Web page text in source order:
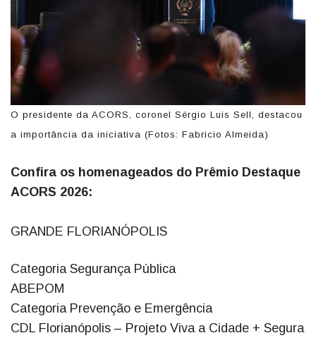
O presidente da ACORS, coronel Sérgio Luis Sell, destacou
a importância da iniciativa (Fotos: Fabricio Almeida)
Confira os homenageados do Prêmio Destaque
ACORS 2026:
GRANDE FLORIANÓPOLIS
Categoria Segurança Pública
ABEPOM
Categoria Prevenção e Emergência
CDL Florianópolis – Projeto Viva a Cidade + Segura